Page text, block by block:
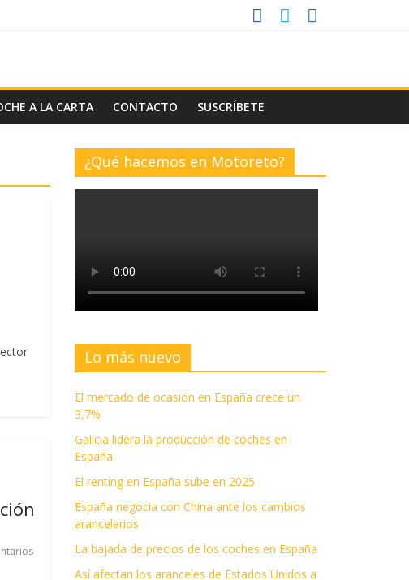
A LA CARTA CONTACTO SUSCRÍBETE
¿Qué hacemos en Motoreto?
Lo más nuevo
El mercado de ocasión en España crece un
3,7%
Galicia lidera la producción de coches en
España
El renting en España sube en 2025
España negocia con China ante los cambios
arancelarios
La bajada de precios de los coches en España
Así afectan los aranceles de Estados Unidos a